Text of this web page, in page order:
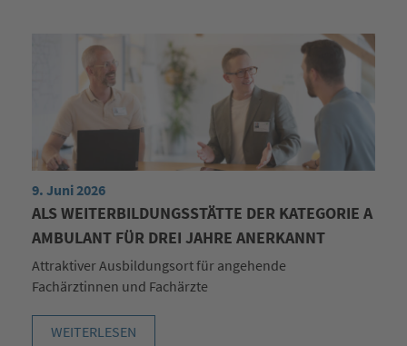
9. Juni 2026
ALS WEITERBILDUNGSSTÄTTE DER KATEGORIE A
AMBULANT FÜR DREI JAHRE ANERKANNT
Attraktiver Ausbildungsort für angehende
Fachärztinnen und Fachärzte
WEITERLESEN